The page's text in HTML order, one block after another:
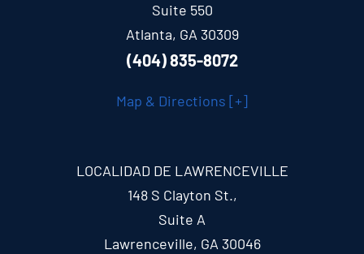
Suite 550
Atlanta, GA 30309
(404) 835-8072
Map & Directions [+]
LOCALIDAD DE LAWRENCEVILLE
148 S Clayton St.,
Suite A
Lawrenceville, GA 30046